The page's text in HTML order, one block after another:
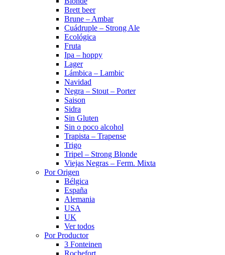
Brett beer
Brune – Ambar
Cuádruple – Strong Ale
Ecológica
Fruta
Ipa – hoppy
Lager
Lámbica – Lambic
Navidad
Negra – Stout – Porter
Saison
Sidra
Sin Gluten
Sin o poco alcohol
Trapista – Trapense
Trigo
Tripel – Strong Blonde
Viejas Negras – Ferm. Mixta
Por Origen
Bélgica
España
Alemania
USA
UK
Ver todos
Por Productor
3 Fonteinen
Rochefort